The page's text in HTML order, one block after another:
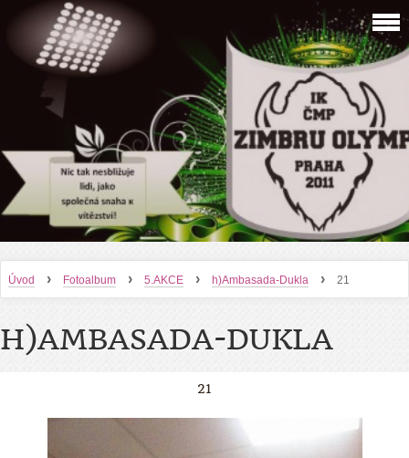
Úvod › Fotoalbum › 5.AKCE › h)Ambasada-Dukla › 21
H)AMBASADA-DUKLA
21